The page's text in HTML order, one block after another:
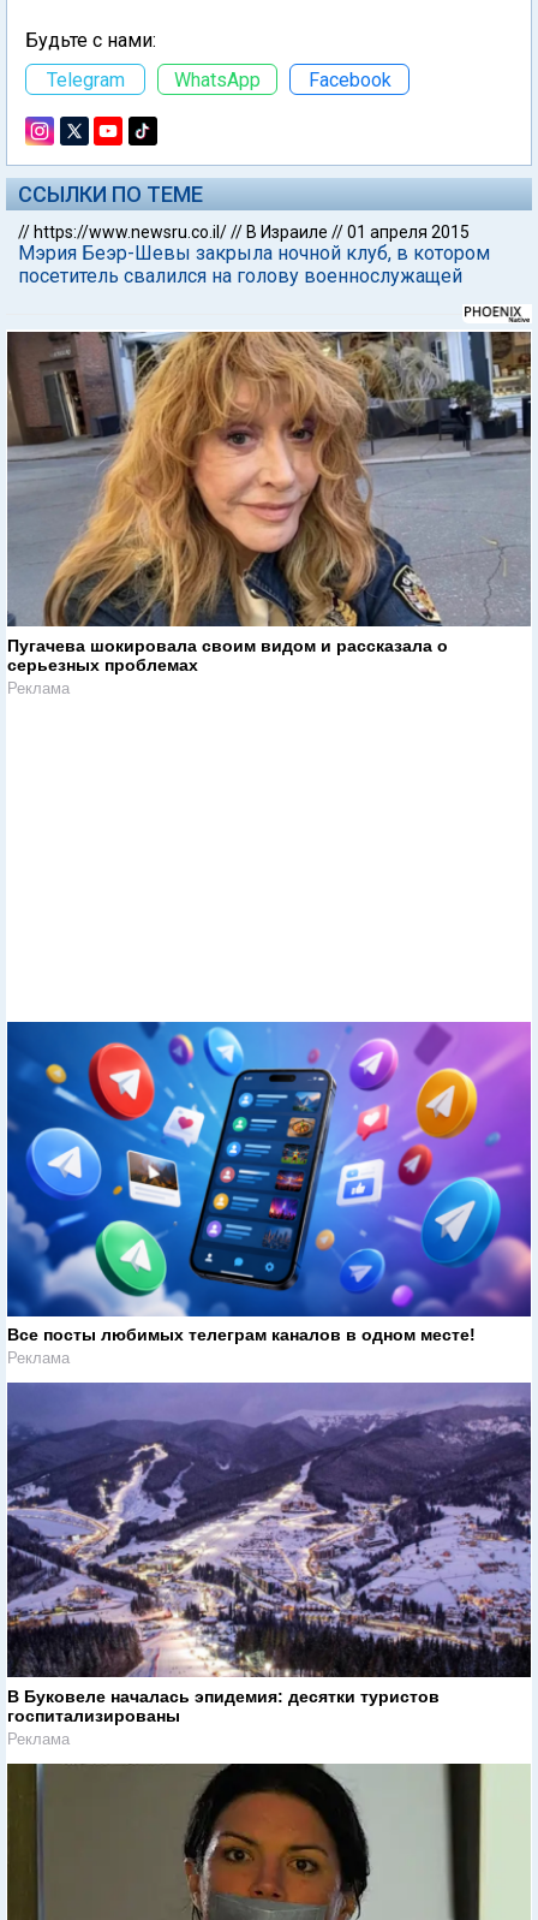
Будьте с нами:
Telegram
WhatsApp Facebook
ССЫЛКИ ПО ТЕМЕ
// https://www.newsru.co.il/// В Израиле //01 апреля 2015
Мэрия Беэр-Шевы закрыла ночной клуб, в котором
посетитель свалился на голову военнослужащей
Пугачева шокировала своим видом и рассказала о
серьезных проблемах
Реклама
Все посты любимых телеграм каналов в одном месте!
Реклама
В Буковеле началась эпидемия: десятки туристов
госпитализированы
Реклама